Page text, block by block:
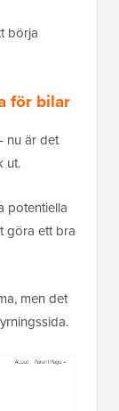
börja
för bilar
nu är det
ut.
potentiella
göra ett bra
men det